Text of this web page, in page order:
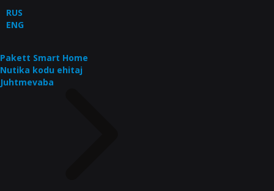
RUS
ENG
Pakett Smart Home
Nutika kodu ehitaj
Juhtmevaba